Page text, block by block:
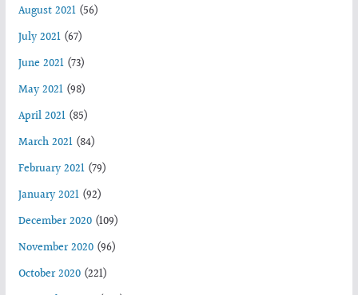
August 2021(56)
July 2021(67)
June 2021(73)
May 2021(98)
April 2021(85)
March 2021(84)
February 2021(79)
January 2021(92)
December 2020(109)
November 2020(96)
October 2020(221)